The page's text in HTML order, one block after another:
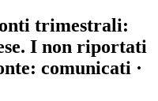
trimestrali:
I non riportati
comunicati ·